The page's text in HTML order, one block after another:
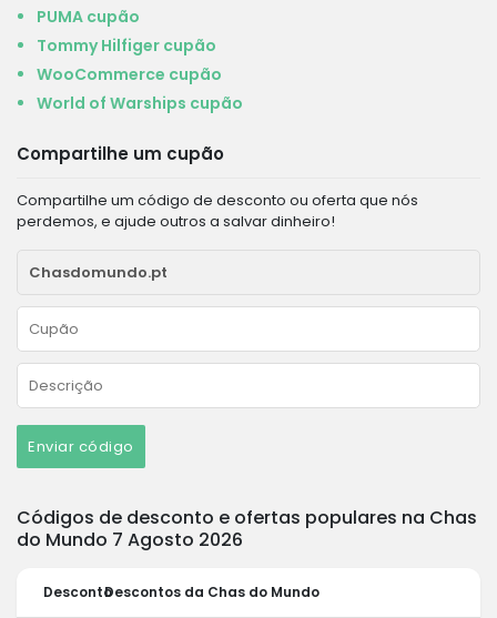
PUMA cupão
Tommy Hilfiger cupão
WooCommerce cupão
World of Warships cupão
Compartilhe um cupão
Compartilhe um código de desconto ou oferta que nós
perdemos, e ajude outros a salvar dinheiro!
Enviar código
Códigos de desconto e ofertas populares na Chas
do Mundo 7 Agosto 2026
DescontoDescontos da Chas do Mundo